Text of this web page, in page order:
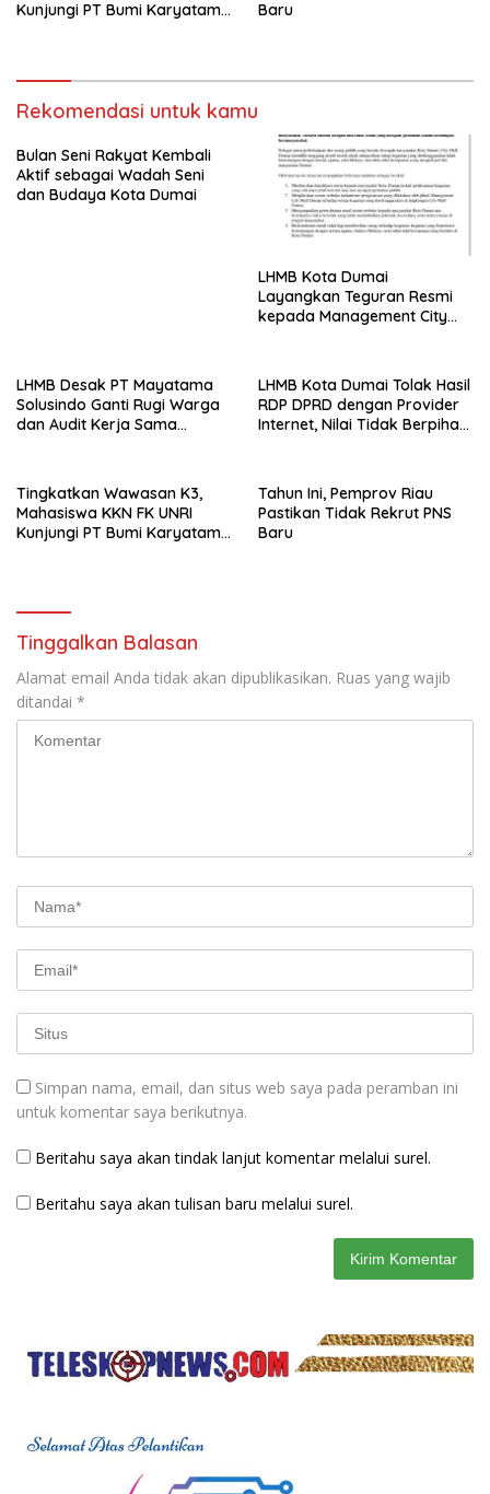
Kunjungi PT Bumi Karyatama
Baru
Rekomendasi untuk kamu
Bulan Seni Rakyat Kembali
Aktif sebagai Wadah Seni
dan Budaya Kota Dumai
LHMB Kota Dumai
Layangkan Teguran Resmi
kepada Management City
kepada Masyarakat
LHMB Desak PT Mayatama
Solusindo Ganti Rugi Warga
dan Audit Kerja Sama
LHMB Kota Dumai Tolak Hasil
RDP DPRD dengan Provider
Internet, Nilai Tidak Berpihak
Tingkatkan Wawasan K3,
Mahasiswa KKN FK UNRI
Kunjungi PT Bumi Karyatama
Tahun Ini, Pemprov Riau
Pastikan Tidak Rekrut PNS
Baru
Tinggalkan Balasan
Alamat email Anda tidak akan dipublikasikan. Ruas yang wajib
ditandai *
Simpan nama, email, dan situs web saya pada peramban ini
untuk komentar saya berikutnya.
Beritahu saya akan tindak lanjut komentar melalui surel.
Beritahu saya akan tulisan baru melalui surel.